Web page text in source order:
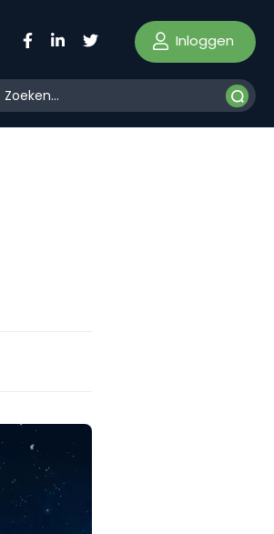
Inloggen